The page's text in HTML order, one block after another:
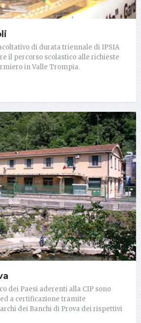
di durata triennale di IPSIA
il percorso scolastico alle richieste
in Valle Trompia.
dei Paesi aderenti alla CIP sono
a certificazione tramite
dei Banchi di Prova dei rispettivi